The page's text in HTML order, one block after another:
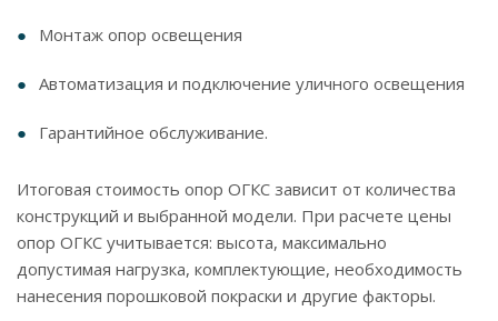
Монтаж опор освещения
Автоматизация и подключение уличного освещения
Гарантийное обслуживание.
Итоговая стоимость опор ОГКС зависит от количества
конструкций и выбранной модели. При расчете цены
опор ОГКС учитывается: высота, максимально
допустимая нагрузка, комплектующие, необходимость
нанесения порошковой покраски и другие факторы.